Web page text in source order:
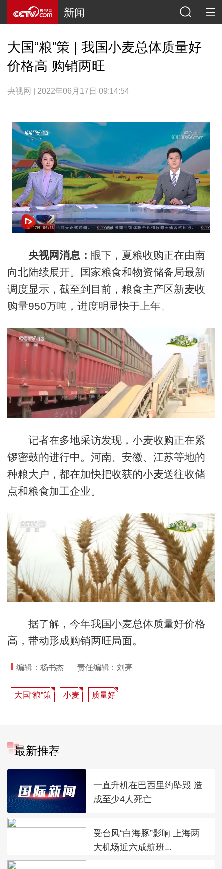
新闻
大国“粮”策 | 我国小麦总体质量好
价格高 购销两旺
央视网 | 2022年06月17日 09:14:54
央视网消息： 眼下，夏粮收购正在由南
向北陆续展开。国家粮食和物资储备局最新
调度显示，截至到目前，粮食主产区新麦收
购量950万吨，进度明显快于上年。
记者在多地采访发现，小麦收购正在紧
锣密鼓的进行中。河南、安徽、江苏等地的
种粮大户，都在加快把收获的小麦送往收储
点和粮食加工企业。
据了解，今年我国小麦总体质量好价格
高，带动形成购销两旺局面。
编辑：杨书杰 责任编辑：刘亮
大国“粮”策 小麦 质量好
最新推荐
一直升机在巴西里约坠毁 造
成至少4人死亡
受台风“白海豚”影响 上海两
大机场近六成航班...